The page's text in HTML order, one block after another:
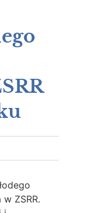
ZSRR.